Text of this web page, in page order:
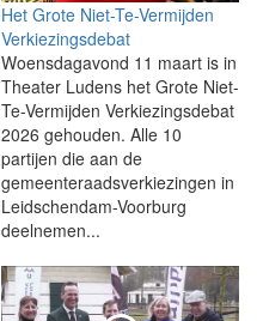
Het Grote Niet-Te-Vermijden
Verkiezingsdebat
Woensdagavond 11 maart is in
Theater Ludens het Grote Niet-
Te-Vermijden Verkiezingsdebat
2026 gehouden. Alle 10
partijen die aan de
gemeenteraadsverkiezingen in
Leidschendam-Voorburg
deelnemen...